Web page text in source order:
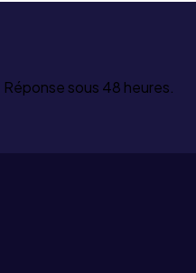
sous 48 heures.